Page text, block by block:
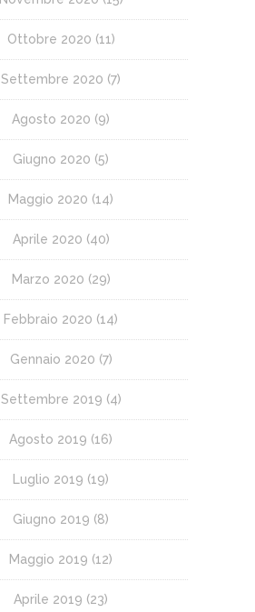
Ottobre 2020 (11)
Settembre 2020 (7)
Agosto 2020 (9)
Giugno 2020 (5)
Maggio 2020 (14)
Aprile 2020 (40)
Marzo 2020 (29)
Febbraio 2020 (14)
Gennaio 2020 (7)
Settembre 2019 (4)
Agosto 2019 (16)
Luglio 2019 (19)
Giugno 2019 (8)
Maggio 2019 (12)
Aprile 2019 (23)